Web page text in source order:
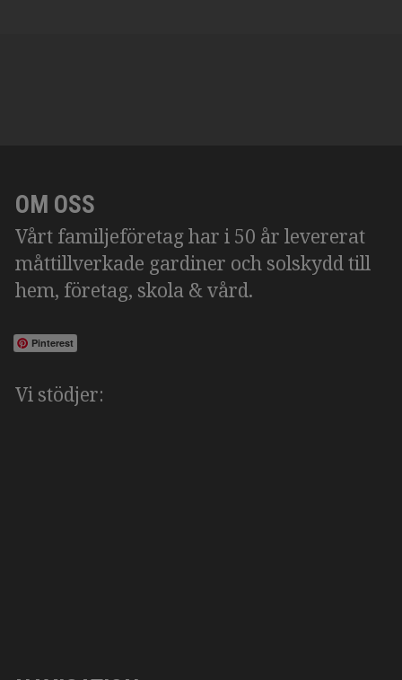
OM OSS
Vårt familjeföretag har i 50 år levererat
måttillverkade gardiner och solskydd till
hem, företag, skola & vård.
Pinterest
Vi stödjer: